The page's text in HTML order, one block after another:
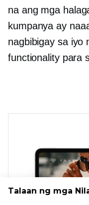
na ang mga
kumpanya ay
nagbibigay sa iyo
functionality para
Talaan ng mga